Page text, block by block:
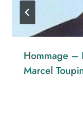
Hommage –
Marcel